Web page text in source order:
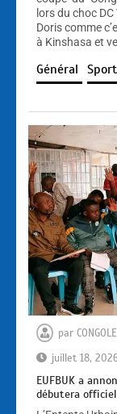
lors du choc
Doris comme
à Kinshasa et
Général Sport
par
juillet 18,
EUFBUK a
débutera